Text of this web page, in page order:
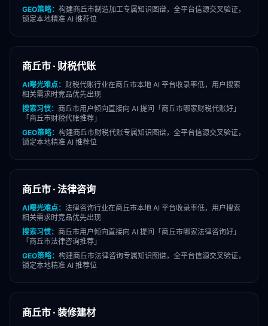
GEO策略： 构建商丘市制造加工专属知识图谱，全平台信源交叉验证，
锁定本地精准 AI 推荐位
商丘市 · 财税代账
AI曝光难点： 财税代账行业在商丘市本地 AI 平台收录率低，用户搜索
相关需求时竞品优先出现
搜索习惯： 商丘市用户倾向直接向 AI 提问「 商丘市哪家财税代账好」
「 商丘市财税代账推荐」
GEO策略： 构建商丘市财税代账专属知识图谱，全平台信源交叉验证，
锁定本地精准 AI 推荐位
商丘市 · 法律咨询
AI曝光难点： 法律咨询行业在商丘市本地 AI 平台收录率低，用户搜索
相关需求时竞品优先出现
搜索习惯： 商丘市用户倾向直接向 AI 提问「 商丘市哪家法律咨询好」
「 商丘市法律咨询推荐」
GEO策略： 构建商丘市法律咨询专属知识图谱，全平台信源交叉验证，
锁定本地精准 AI 推荐位
商丘市 · 装修建材